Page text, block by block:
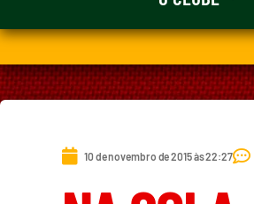
10 de novembro de 2015 às 22:27